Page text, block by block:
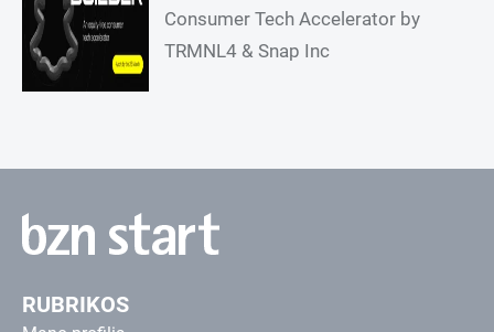
Consumer Tech Accelerator by
TRMNL4 & Snap Inc
RUBRIKOS